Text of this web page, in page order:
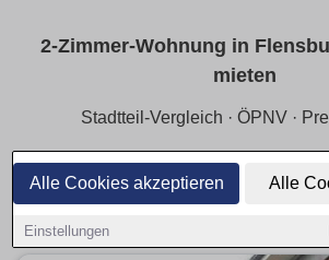
Alle Cookies akzeptieren Alle
Einstellungen
2-Zimmer-Wohnung in
mieten
Stadtteil-Vergleich · ÖPNV ·
In Flensburg St. Marien entspannt
Mikrolage finden, Wege kurz halten
Preisspanne wählen.